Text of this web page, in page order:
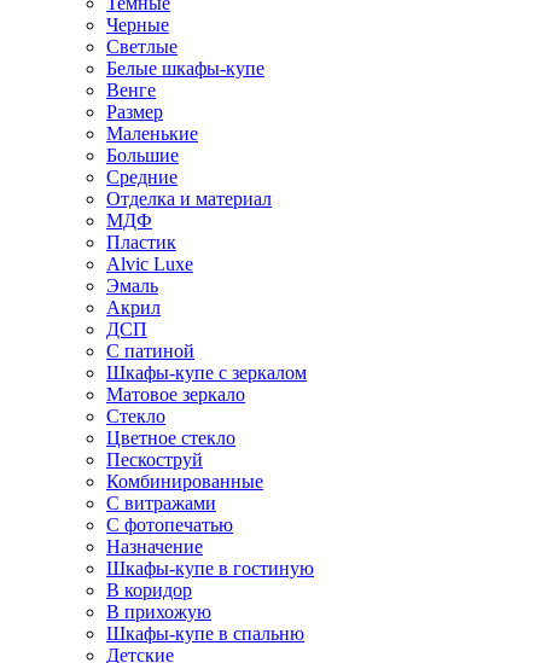
Черные
Светлые
Белые шкафы-купе
Венге
Размер
Маленькие
Большие
Средние
Отделка и материал
МДФ
Пластик
Alvic Luxe
Эмаль
Акрил
ДСП
С патиной
Шкафы-купе с зеркалом
Матовое зеркало
Стекло
Цветное стекло
Пескоструй
Комбинированные
С витражами
С фотопечатью
Назначение
Шкафы-купе в гостиную
В коридор
В прихожую
Шкафы-купе в спальню
Детские